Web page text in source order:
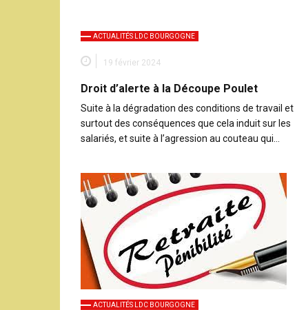
ACTUALITÉS LDC BOURGOGNE
19 février 2024
Droit d’alerte à la Découpe Poulet
Suite à la dégradation des conditions de travail et
surtout des conséquences que cela induit sur les
salariés, et suite à l’agression au couteau qui…
ACTUALITÉS LDC BOURGOGNE